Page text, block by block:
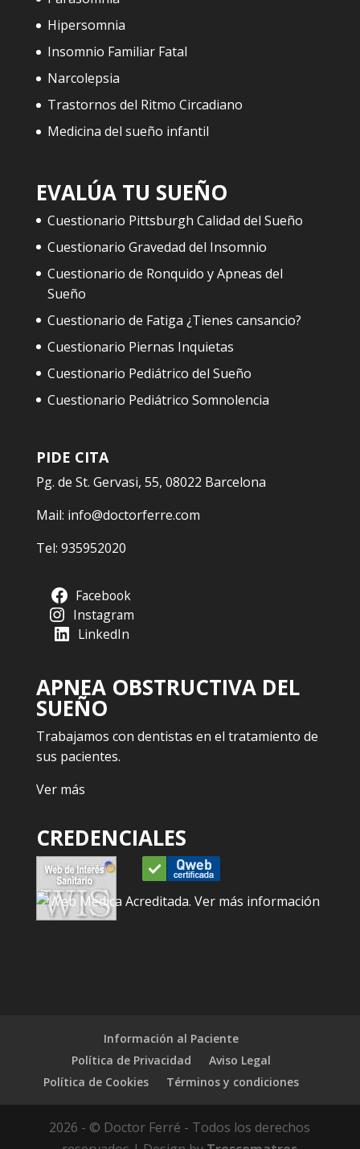
Hipersomnia
Insomnio Familiar Fatal
Narcolepsia
Trastornos del Ritmo Circadiano
Medicina del sueño infantil
EVALÚA TU SUEÑO
Cuestionario Pittsburgh Calidad del Sueño
Cuestionario Gravedad del Insomnio
Cuestionario de Ronquido y Apneas del
Sueño
Cuestionario de Fatiga ¿Tienes cansancio?
Cuestionario Piernas Inquietas
Cuestionario Pediátrico del Sueño
Cuestionario Pediátrico Somnolencia
PIDE CITA
Pg. de St. Gervasi, 55, 08022 Barcelona
Mail: info@doctorferre.com
Tel: 935952020
Facebook
Instagram
LinkedIn
APNEA OBSTRUCTIVA DEL
SUEÑO
Trabajamos con dentistas en el tratamiento de
sus pacientes.
Ver más
CREDENCIALES
Información al Paciente
Política de Privacidad
Aviso Legal
Política de Cookies
Términos y condiciones
2026 - © Doctor Ferré - Todos los derechos